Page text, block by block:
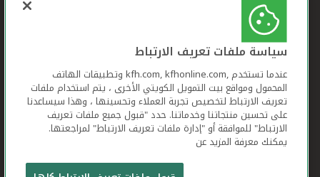
بيت التمويل الكويتي جميع الحقوق محفوظة © 2026
سياسة ملفات تعريف الارتباط
عندما تستخدم ,kfh.com, kfhonline.com وتطبيقات الهاتف
المحمول ومواقع بيت التمويل الكويتي الأخرى ، يتم استخدام ملفات
تعريف الارتباط لتخصيص تجربة العملاء وتحسينها ، وهذا سيساعدنا
على تحسين منتجاتنا وخدماتنا. حدد "قبول جميع ملفات تعريف
الارتباط" للموافقة أو "إدارة ملفات تعريف الارتباط" لمراجعتها.
يمكنك معرفة المزيد عن